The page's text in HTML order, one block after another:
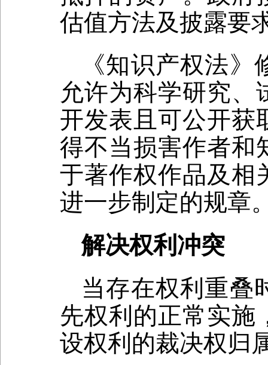
估值方法及披露要
《知识产权法
允许为科学研究、
开发表且可公开获
得不当损害作者和
于著作权作品及相
进一步制定的规章
解决权利冲突
当存在权利重叠
先权利的正常实施
设权利的裁决权归